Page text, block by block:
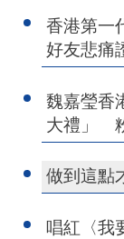
香港第一
好友悲痛
魏嘉瑩香
大禮」
做到這點
唱紅〈我